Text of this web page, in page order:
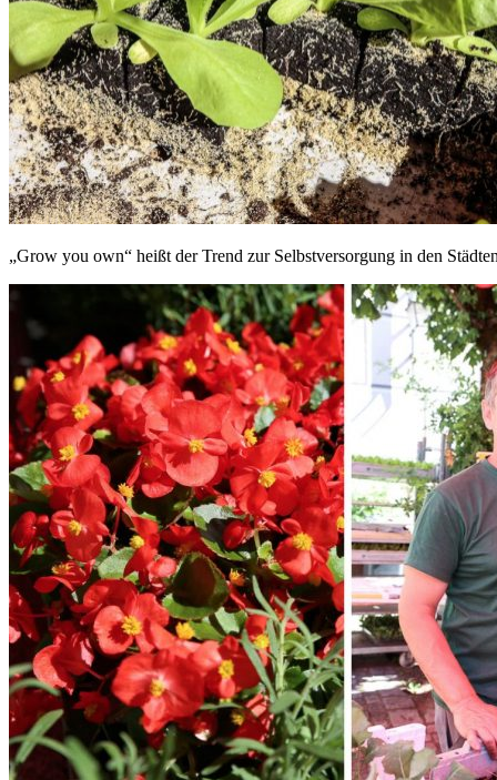
„Grow you own“ heißt der Trend zur Selbstversorgung in den